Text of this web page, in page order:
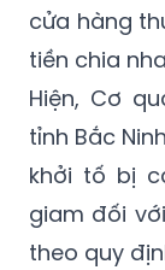
cửa hàng
tiền chia
Hiện, Cơ
tỉnh Bắc
khởi tố bị
giam đối
theo quy